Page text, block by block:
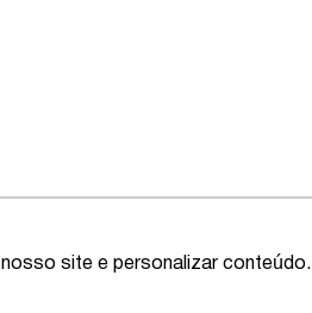
site e personalizar conteúdo.